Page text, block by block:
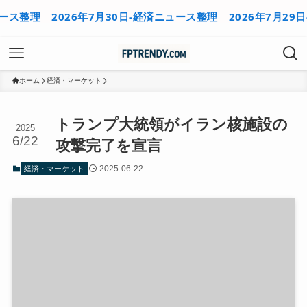
理 2026年7月30日-経済ニュース整理 2026年7月29日-経
ホーム 経済・マーケット
トランプ大統領がイラン核施設の
攻撃完了を宣言
2025
6/22
経済・マーケット 2025-06-22